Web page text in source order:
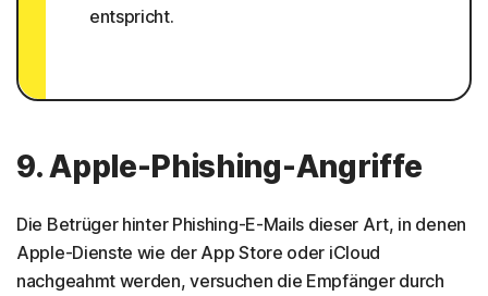
entspricht.
9. Apple-Phishing-Angriffe
Die Betrüger hinter Phishing-E-Mails dieser Art, in denen
Apple-Dienste wie der App Store oder iCloud
nachgeahmt werden, versuchen die Empfänger durch